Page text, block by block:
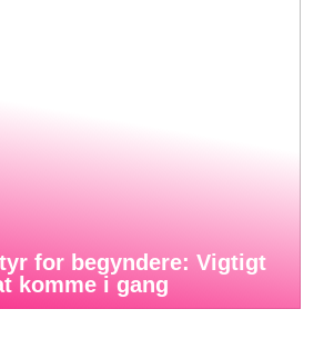
for begyndere: Vigtigt
komme i gang